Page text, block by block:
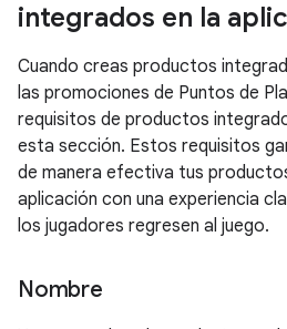
integrados en la
Cuando creas productos
las promociones de Puntos de
requisitos de productos
esta sección. Estos requisitos
de manera efectiva tus
aplicación con una experiencia
los jugadores regresen al juego.
Nombre